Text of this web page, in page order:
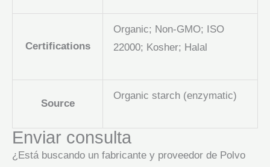
Certifications
Organic; Non-GMO; ISO
22000; Kosher; Halal
Source
Organic starch (enzymatic)
Enviar consulta
¿Está buscando un fabricante y proveedor de Polvo